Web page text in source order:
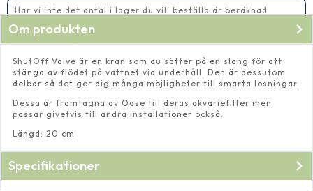
Har vi inte det antal i lager du vill beställa är beräknad
Om produkten
ShutOff Valve är en kran som du sätter på en slang för att
stänga av flödet på vattnet vid underhåll. Den är dessutom
delbar så det ger dig många möjligheter till smarta lösningar.
Dessa är framtagna av Oase till deras akvariefilter men
passar givetvis till andra installationer också.
Längd: 20 cm
Specifikationer